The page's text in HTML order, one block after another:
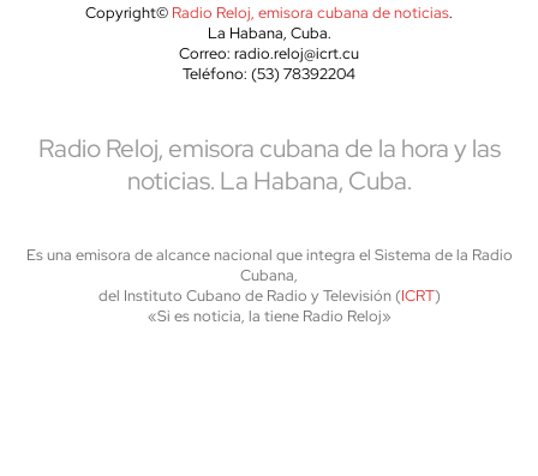
Copyright© Radio Reloj, emisora cubana de noticias.
La Habana, Cuba.
Correo: radio.reloj@icrt.cu
Teléfono: (53) 78392204
Radio Reloj, emisora cubana de la hora y las
noticias. La Habana, Cuba.
Es una emisora de alcance nacional que integra el Sistema de la Radio
Cubana,
del Instituto Cubano de Radio y Televisión (ICRT)
«Si es noticia, la tiene Radio Reloj»